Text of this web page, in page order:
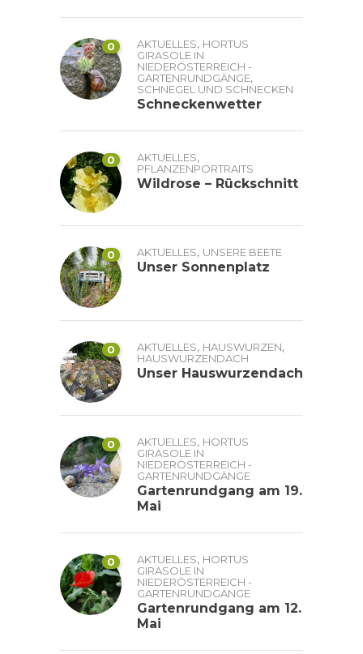
0 AKTUELLES, HORTUS
GIRASOLE IN
NIEDERÖSTERREICH -
GARTENRUNDGÄNGE,
SCHNEGEL UND SCHNECKEN
Schneckenwetter
0 AKTUELLES,
PFLANZENPORTRAITS
Wildrose – Rückschnitt
0 AKTUELLES, UNSERE BEETE
Unser Sonnenplatz
0 AKTUELLES, HAUSWURZEN,
HAUSWURZENDACH
Unser Hauswurzendach
0 AKTUELLES, HORTUS
GIRASOLE IN
NIEDERÖSTERREICH -
GARTENRUNDGÄNGE
Gartenrundgang am 19.
Mai
0 AKTUELLES, HORTUS
GIRASOLE IN
NIEDERÖSTERREICH -
GARTENRUNDGÄNGE
Gartenrundgang am 12.
Mai